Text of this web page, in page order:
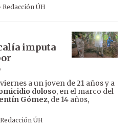
· Redacción ÚH
imputa
a un joven de 21 años y a
doloso, en el marco del
Gómez, de 14 años,
Redacción ÚH